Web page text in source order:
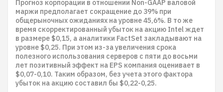
Прогноз корпорации в отношении Non-GAAP валовой
маржи предполагает сокращение до 39% при
общерыночных ожиданиях на уровне 45,6%. В то же
время скорректированный убыток на акцию Intel ждет
в размере $0,15, а аналитики FactSet закладывают на
уровне $0,25. При этом из-за увеличения срока
полезного использования серверов с пяти до восьми
лет позитивный эффект на EPS компания оценивает в
$0,07-0,10. Таким образом, без учета этого фактора
убыток на акцию составил бы $0,22-0,25.